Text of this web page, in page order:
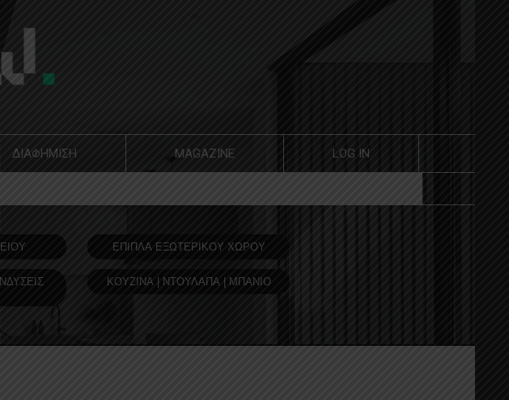
ΔΙΑΦΗΜΙΣΗ MAGAZINE LOG IN
ΕΠΙΠΛΑ ΕΞΩΤΕΡΙΚΟΥ ΧΩΡΟΥ
ΚΟΥΖΙΝΑ | ΝΤΟΥΛΑΠΑ | ΜΠΑΝΙΟ